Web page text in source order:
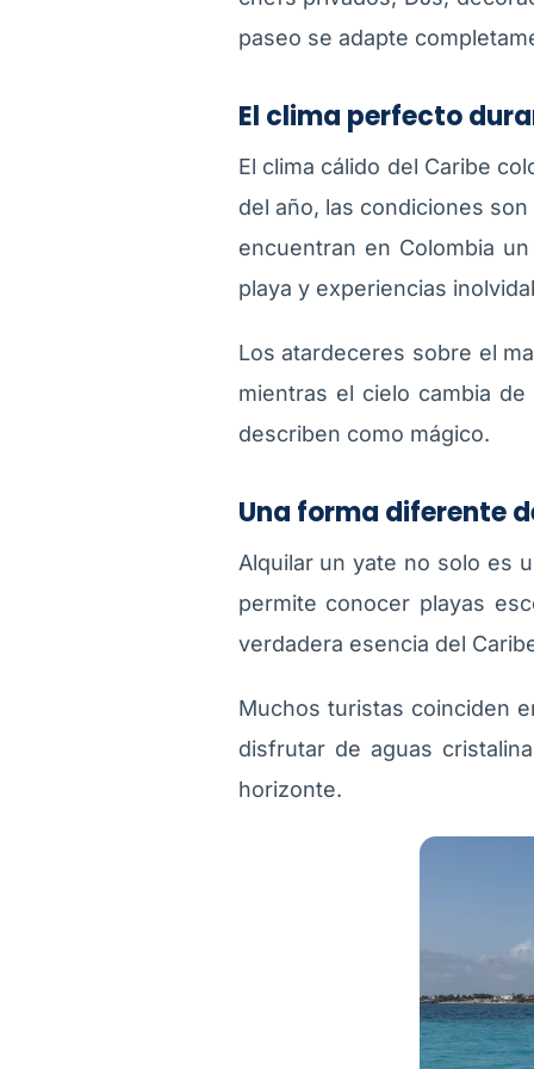
paseo se adapte
El clima perfecto
El clima cálido del Caribe
del año, las condiciones
encuentran en Colombia
playa y experiencias
Los atardeceres sobre el
mientras el cielo cambia
describen como mágico.
Una forma diferente
Alquilar un yate no solo es
permite conocer playas
verdadera esencia del
Muchos turistas coinciden
disfrutar de aguas
horizonte.